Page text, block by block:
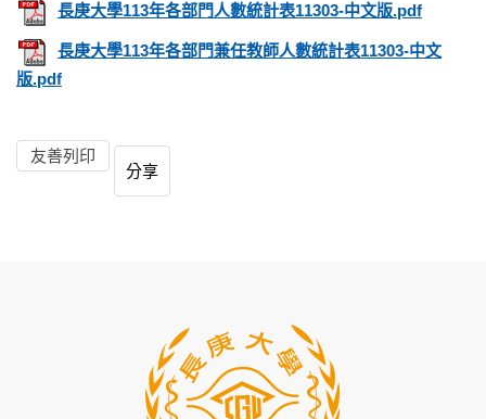
長庚大學113年各部門人數統計表11303-中文版.pdf
長庚大學113年各部門兼任教師人數統計表11303-中文
版.pdf
友善列印
分享